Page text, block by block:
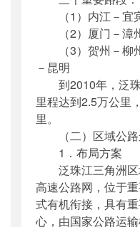
（1）内江－宜
（2）厦门－漳
（3）贺州－柳
－昆明
到2010年，泛珠
里程达到2.5万公里
里。
（二）区域公路
1．布局方案
泛珠江三角洲区
高速公路网，位于
式有机衔接，具有
心，由国家公路运